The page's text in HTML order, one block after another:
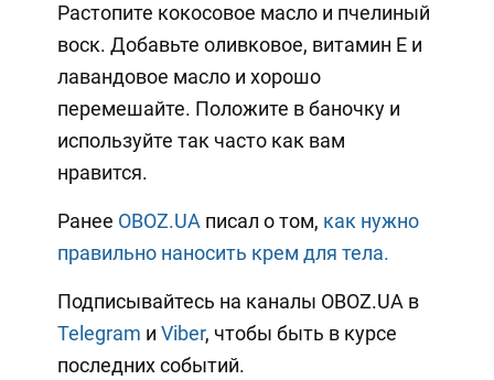
Растопите кокосовое масло и пчелиный
воск. Добавьте оливковое, витамин Е и
лавандовое масло и хорошо
перемешайте. Положите в баночку и
используйте так часто как вам
нравится.
Ранее OBOZ.UA писал о том, как нужно
правильно наносить крем для тела.
Подписывайтесь на каналы OBOZ.UA в
Telegram и Viber, чтобы быть в курсе
последних событий.